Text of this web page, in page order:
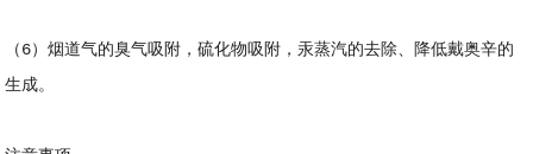
（6）烟道气的臭气吸附，硫化物吸附，汞蒸汽的去除、降低戴奥辛的
生成。